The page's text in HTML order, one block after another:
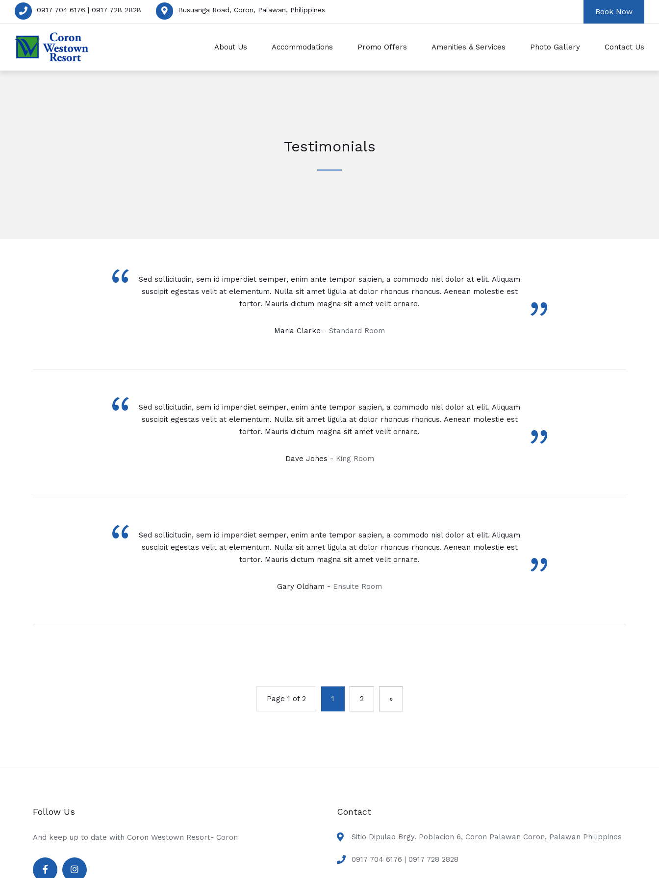
0917 704 6176 | 0917 728 2828 Busuanga Road, Coron, Palawan, Philippines
About Us Accommodations Promo Offers Amenities & Services Photo Gallery Contact Us
Testimonials
“
Sed sollicitudin, sem id imperdiet semper, enim ante tempor sapien, a commodo nisl dolor at elit. Aliquam
suscipit egestas velit at elementum. Nulla sit amet ligula at dolor rhoncus rhoncus. Aenean molestie est
tortor. Mauris dictum magna sit amet velit ornare.
”
Maria Clarke - Standard Room
“
Sed sollicitudin, sem id imperdiet semper, enim ante tempor sapien, a commodo nisl dolor at elit. Aliquam
suscipit egestas velit at elementum. Nulla sit amet ligula at dolor rhoncus rhoncus. Aenean molestie est
tortor. Mauris dictum magna sit amet velit ornare.
”
Dave Jones - King Room
“
Sed sollicitudin, sem id imperdiet semper, enim ante tempor sapien, a commodo nisl dolor at elit. Aliquam
suscipit egestas velit at elementum. Nulla sit amet ligula at dolor rhoncus rhoncus. Aenean molestie est
tortor. Mauris dictum magna sit amet velit ornare.
”
Gary Oldham - Ensuite Room
Page 1 of 2 1 2 »
Follow Us
And keep up to date with Coron Westown Resort- Coron
Contact
Sitio Dipulao Brgy. Poblacion 6, Coron Palawan Coron, Palawan Philippines
0917 704 6176 | 0917 728 2828